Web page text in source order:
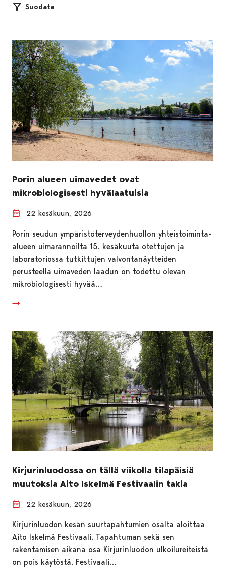
Suodata
Porin alueen uimavedet ovat
mikrobiologisesti hyvälaatuisia
22 kesäkuun, 2026
Porin seudun ympäristöterveydenhuollon yhteistoiminta-
alueen uimarannoilta 15. kesäkuuta otettujen ja
laboratoriossa tutkittujen valvontanäytteiden
perusteella uimaveden laadun on todettu olevan
mikrobiologisesti hyvää…
Kirjurinluodossa on tällä viikolla tilapäisiä
muutoksia Aito Iskelmä Festivaalin takia
22 kesäkuun, 2026
Kirjurinluodon kesän suurtapahtumien osalta aloittaa
Aito Iskelmä Festivaali. Tapahtuman sekä sen
rakentamisen aikana osa Kirjurinluodon ulkoilureiteistä
on pois käytöstä. Festivaali…